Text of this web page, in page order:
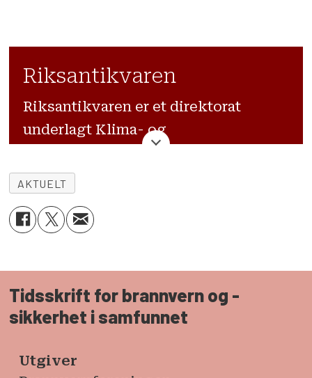
Riksantikvaren
Riksantikvaren er et direktorat
underlagt Klima- og
departementets rådgiver i alle saker
som gjelder kulturminner og
kulturmiljø. Riksantikvaren er den
kulturminnemyndigheten og
ansvarlig for å sette i verk den
nasjonale kulturminnepolitikken.
overfor kommunene,
AKTUELT
Tidsskrift for brannvern og ­
sikkerhet i samfunnet
Utgiver